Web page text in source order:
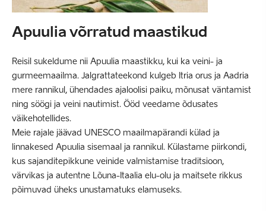
Apuulia võrratud maastikud
Reisil sukeldume nii Apuulia maastikku, kui ka veini- ja
gurmeemaailma. Jalgrattateekond kulgeb Itria orus ja Aadria
mere rannikul, ühendades ajaloolisi paiku, mõnusat väntamist
ning söögi ja veini nautimist. Ööd veedame õdusates
väikehotellides.
Meie rajale jäävad UNESCO maailmapärandi külad ja
linnakesed Apuulia sisemaal ja rannikul. Külastame piirkondi,
kus sajanditepikkune veinide valmistamise traditsioon,
värvikas ja autentne Lõuna-Itaalia elu-olu ja maitsete rikkus
põimuvad üheks unustamatuks elamuseks.